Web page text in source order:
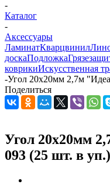
-
Каталог
-
Аксессуары
ЛаминатКварцвинил
доскаПодложка
коврикиИскусственная
-Угол 20х20мм 2,7м
Поделиться
Угол 20х20мм
093 (25 шт. в уп.)